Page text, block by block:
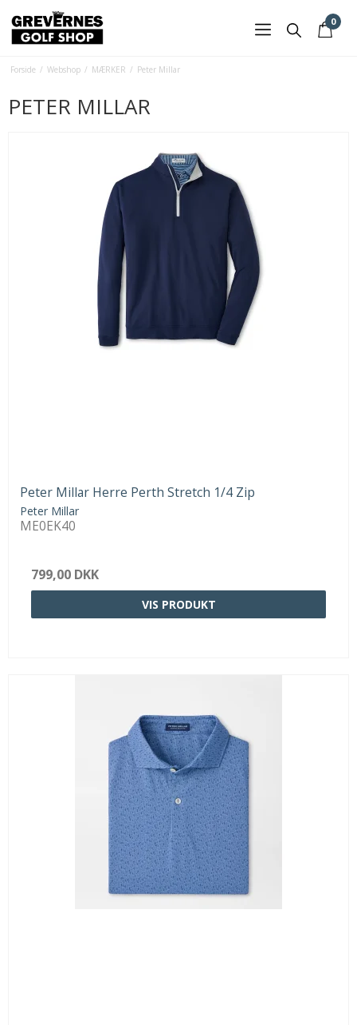
0
Forside / Webshop / MÆRKER / Peter Millar
PETER MILLAR
Peter Millar Herre Perth Stretch 1/4 Zip
Peter Millar
ME0EK40
799,00 DKK
VIS PRODUKT